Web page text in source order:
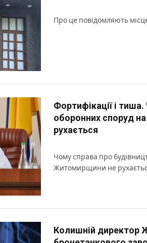
Про це повідомляють
Фортифікації і
оборонних споруд
рухається
Чому справа про
Житомирщини не
Колишній директор